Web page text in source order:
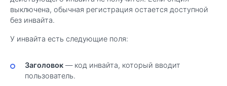
выключена, обычная регистрация остается доступной
без инвайта.
У инвайта есть следующие поля:
Заголовок— код инвайта, который вводит
пользователь.